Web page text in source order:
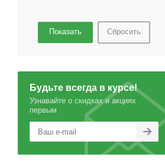
Сбросить
Будьте всегда в курсе!
Узнавайте о скидках и акциях
первым